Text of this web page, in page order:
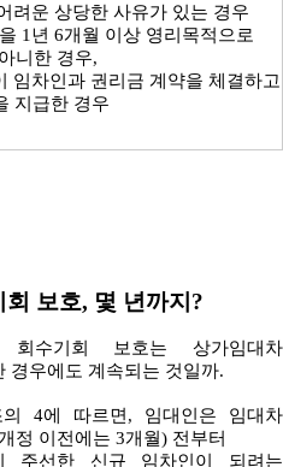
려운 상당한 사유가 있는 경우
1년 6개월 이상 영리목적으로
니한 경우,
차인과 권리금 계약을 체결하고
지급한 경우
회 보호, 몇 년까지?
수기회 보호는 상가임대차
경우에도 계속되는 것일까.
의 4에 따르면, 임대인은 임대차
정 이전에는 3개월) 전부터
주선한 신규 임차인이 되려는